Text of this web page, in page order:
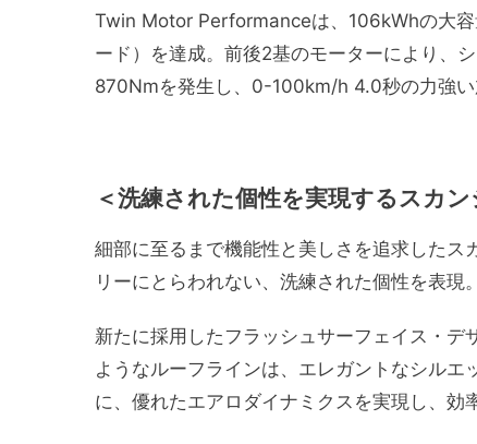
Twin Motor Performanceは、106kWhの大
ード）を達成。前後2基のモーターにより、
870Nmを発生し、0-100km/h 4.0秒の力強い
＜洗練された個性を実現するスカン
細部に至るまで機能性と美しさを追求した
リーにとらわれない、洗練された個性を表現。
新たに採用したフラッシュサーフェイス・
ようなルーフラインは、エレガントなシル
に、優れたエアロダイナミクスを実現し、効